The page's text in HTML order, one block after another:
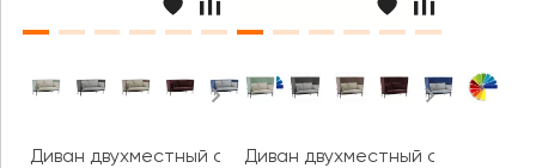
Диван двухместный с низкой спинкой Стато / Stato
Диван двухместный с высокой